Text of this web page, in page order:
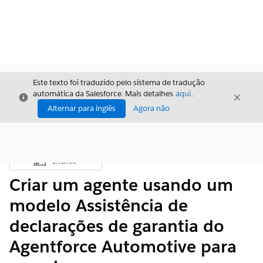
Fechar
Este texto foi traduzido pelo sistema de tradução
automática da Salesforce. Mais detalhes aqui.
Alternar para inglês
Agora não
Fechar
Mostrar índice
Índice
Criar um agente usando um
modelo Assistência de
declarações de garantia do
Agentforce Automotive para